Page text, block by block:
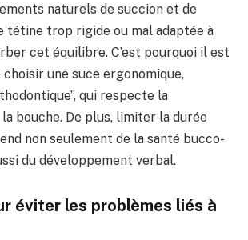
naturels de succion et de
tétine trop rigide ou mal adaptée à
cet équilibre. C’est pourquoi il est
choisir une suce ergonomique,
qui respecte la
bouche. De plus, limiter la durée
non seulement de la santé bucco-
du développement verbal.
éviter les problèmes liés à